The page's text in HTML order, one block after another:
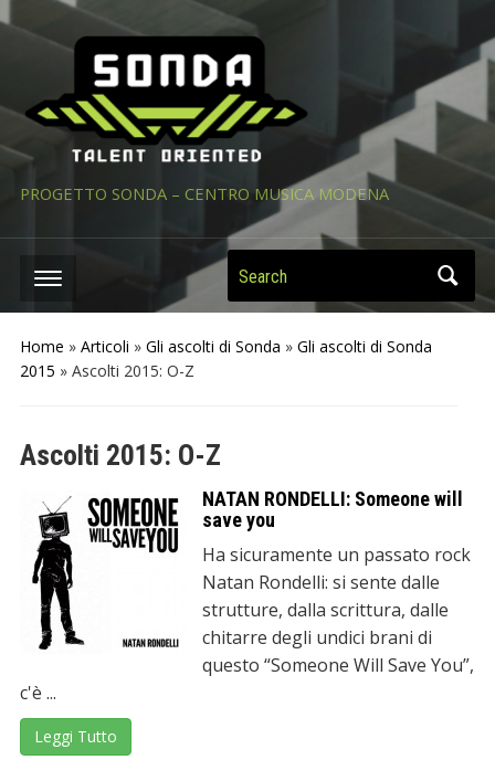
PROGETTO SONDA – CENTRO MUSICA MODENA
Search
Home » Articoli » Gli ascolti di Sonda » Gli ascolti di Sonda
2015 » Ascolti 2015: O-Z
Ascolti 2015: O-Z
NATAN RONDELLI: Someone will
save you
Ha sicuramente un passato rock
Natan Rondelli: si sente dalle
strutture, dalla scrittura, dalle
chitarre degli undici brani di
questo “Someone Will Save You”,
c'è ...
Leggi Tutto